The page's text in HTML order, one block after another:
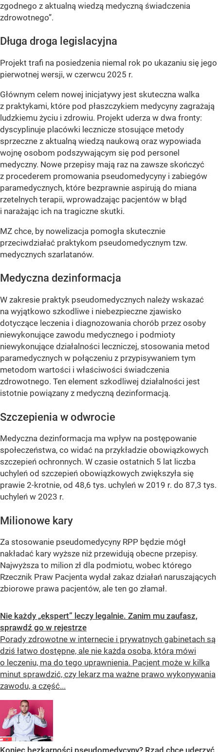
zgodnego z aktualną wiedzą medyczną świadczenia
zdrowotnego”.
Długa droga legislacyjna
Projekt trafi na posiedzenia niemal rok po ukazaniu się jego
pierwotnej wersji, w czerwcu 2025 r.
Głównym celem nowej inicjatywy jest skuteczna walka
z praktykami, które pod płaszczykiem medycyny zagrażają
ludzkiemu życiu i zdrowiu. Projekt uderza w dwa fronty:
dyscyplinuje placówki lecznicze stosujące metody
sprzeczne z aktualną wiedzą naukową oraz wypowiada
wojnę osobom podszywającym się pod personel
medyczny. Nowe przepisy mają raz na zawsze skończyć
z procederem promowania pseudomedycyny i zabiegów
paramedycznych, które bezprawnie aspirują do miana
rzetelnych terapii, wprowadzając pacjentów w błąd
i narażając ich na tragiczne skutki.
MZ chce, by nowelizacja pomogła skutecznie
przeciwdziałać praktykom pseudomedycznym tzw.
medycznych szarlatanów.
Medyczna dezinformacja
W zakresie praktyk pseudomedycznych należy wskazać
na wyjątkowo szkodliwe i niebezpieczne zjawisko
dotyczące leczenia i diagnozowania chorób przez osoby
niewykonujące zawodu medycznego i podmioty
niewykonujące działalności leczniczej, stosowania metod
paramedycznych w połączeniu z przypisywaniem tym
metodom wartości i właściwości świadczenia
zdrowotnego. Ten element szkodliwej działalności jest
istotnie powiązany z medyczną dezinformacją.
Szczepienia w odwrocie
Medyczna dezinformacja ma wpływ na postępowanie
społeczeństwa, co widać na przykładzie obowiązkowych
szczepień ochronnych. W czasie ostatnich 5 lat liczba
uchyleń od szczepień obowiązkowych zwiększyła się
prawie 2-krotnie, od 48,6 tys. uchyleń w 2019 r. do 87,3 tys.
uchyleń w 2023 r.
Milionowe kary
Za stosowanie pseudomedycyny RPP będzie mógł
nakładać kary wyższe niż przewidują obecne przepisy.
Najwyższa to milion zł dla podmiotu, wobec którego
Rzecznik Praw Pacjenta wydał zakaz działań naruszających
zbiorowe prawa pacjentów, ale ten go złamał.
Nie każdy „ekspert” leczy legalnie. Zanim mu zaufasz,
sprawdź go w rejestrze
Porady zdrowotne w internecie i prywatnych gabinetach są
dziś łatwo dostępne, ale nie każda osoba, która mówi
o leczeniu, ma do tego uprawnienia. Pacjent może w kilka
minut sprawdzić, czy lekarz ma ważne prawo wykonywania
zawodu, a część...